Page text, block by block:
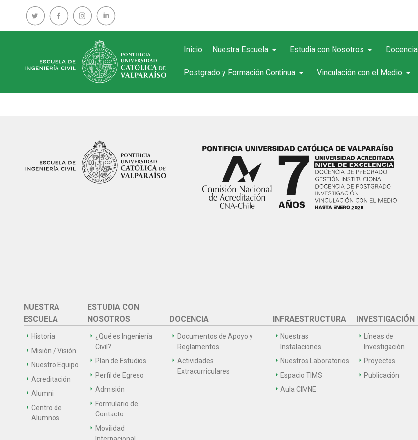
Inicio Nuestra Escuela arrow_drop_down Estudia con Nosotros arrow_drop_down Docencia
Postgrado y Formación Continua arrow_drop_down Vinculación con el Medio arrow_drop_down
NUESTRA
ESCUELA
Historia
Misión / Visión
Nuestro Equipo
Acreditación
Alumni
Centro de
Alumnos
ESTUDIA CON
NOSOTROS
¿Qué es Ingeniería
Civil?
Plan de Estudios
Perfil de Egreso
Admisión
Formulario de
Contacto
Movilidad
DOCENCIA
Documentos de Apoyo y
Reglamentos
Actividades
Extracurriculares
INFRAESTRUCTURA
Nuestras
Instalaciones
Nuestros Laboratorios
Espacio TIMS
Aula CIMNE
INVESTIGACIÓN
Líneas de
Investigación
Proyectos
Publicación